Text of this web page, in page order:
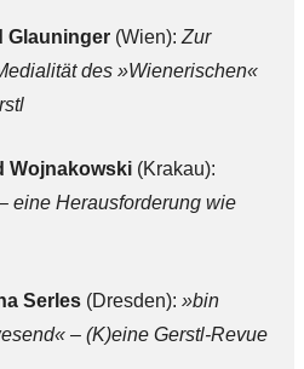
Glauninger(Wien): Zur
des »Wienerischen«
Wojnakowski(Krakau):
eine Herausforderung wie
Serles(Dresden): »bin
– (K)eine Gerstl-Revue